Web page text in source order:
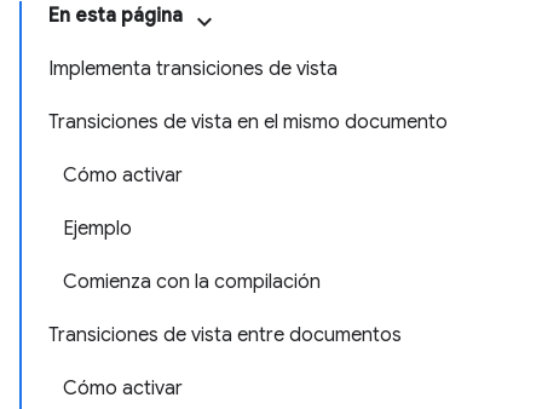
En esta página
Implementa transiciones de vista
Transiciones de vista en el mismo documento
Cómo activar
Ejemplo
Comienza con la compilación
Transiciones de vista entre documentos
Cómo activar